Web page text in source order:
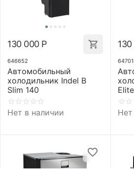
130 000 Р
646652
Автомобильный
холодильник Indel B
Slim 140
Нет в наличии Нет